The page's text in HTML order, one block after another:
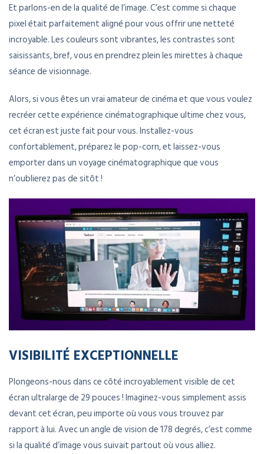
Et parlons-en de la qualité de l’image. C’est comme si chaque
pixel était parfaitement aligné pour vous offrir une netteté
incroyable. Les couleurs sont vibrantes, les contrastes sont
saisissants, bref, vous en prendrez plein les mirettes à chaque
séance de visionnage.
Alors, si vous êtes un vrai amateur de cinéma et que vous voulez
recréer cette expérience cinématographique ultime chez vous,
cet écran est juste fait pour vous. Installez-vous
confortablement, préparez le pop-corn, et laissez-vous
emporter dans un voyage cinématographique que vous
n’oublierez pas de sitôt !
VISIBILITÉ EXCEPTIONNELLE
Plongeons-nous dans ce côté incroyablement visible de cet
écran ultralarge de 29 pouces ! Imaginez-vous simplement assis
devant cet écran, peu importe où vous vous trouvez par
rapport à lui. Avec un angle de vision de 178 degrés, c’est comme
si la qualité d’image vous suivait partout où vous alliez.